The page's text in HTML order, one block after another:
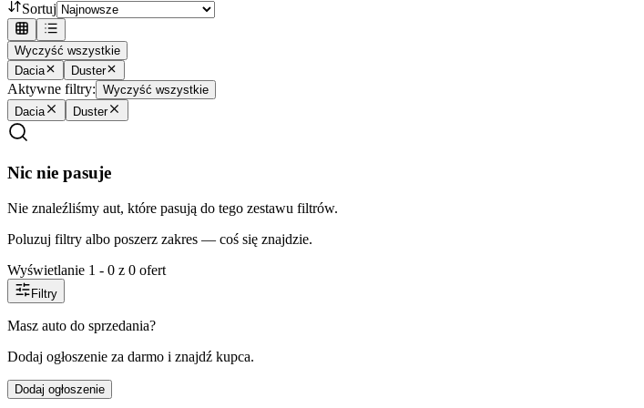
Sortuj
Wyczyść wszystkie
Dacia
Duster
Aktywne filtry: Wyczyść wszystkie
Dacia
Duster
Nic nie pasuje
Nie znaleźliśmy aut, które pasują do tego zestawu filtrów.
Poluzuj filtry albo poszerz zakres — coś się znajdzie.
Wyświetlanie 1 - 0 z 0 ofert
Filtry
Masz auto do sprzedania?
Dodaj ogłoszenie za darmo i znajdź kupca.
Dodaj ogłoszenie